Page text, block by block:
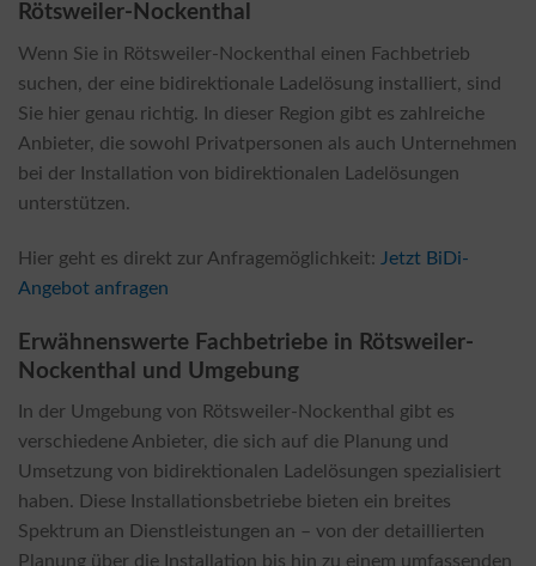
Rötsweiler-Nockenthal
Wenn Sie in Rötsweiler-Nockenthal einen Fachbetrieb
suchen, der eine bidirektionale Ladelösung installiert, sind
Sie hier genau richtig. In dieser Region gibt es zahlreiche
Anbieter, die sowohl Privatpersonen als auch Unternehmen
bei der Installation von bidirektionalen Ladelösungen
unterstützen.
Hier geht es direkt zur Anfragemöglichkeit: Jetzt BiDi-
Angebot anfragen
Erwähnenswerte Fachbetriebe in Rötsweiler-
Nockenthal und Umgebung
In der Umgebung von Rötsweiler-Nockenthal gibt es
verschiedene Anbieter, die sich auf die Planung und
Umsetzung von bidirektionalen Ladelösungen spezialisiert
haben. Diese Installationsbetriebe bieten ein breites
Spektrum an Dienstleistungen an – von der detaillierten
Planung über die Installation bis hin zu einem umfassenden